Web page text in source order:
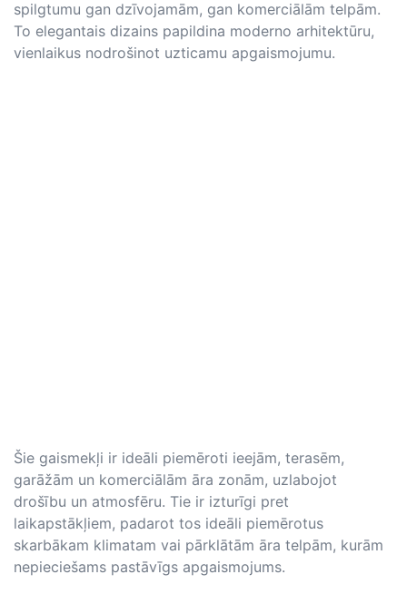
spilgtumu gan dzīvojamām, gan komerciālām telpām.
To elegantais dizains papildina moderno arhitektūru,
vienlaikus nodrošinot uzticamu apgaismojumu.
Šie gaismekļi ir ideāli piemēroti ieejām, terasēm,
garāžām un komerciālām āra zonām, uzlabojot
drošību un atmosfēru. Tie ir izturīgi pret
laikapstākļiem, padarot tos ideāli piemērotus
skarbākam klimatam vai pārklātām āra telpām, kurām
nepieciešams pastāvīgs apgaismojums.